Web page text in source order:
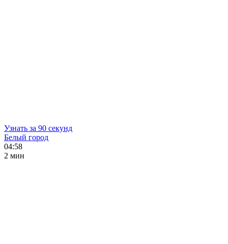
Узнать за 90 секунд
Белый город
04:58
2 мин